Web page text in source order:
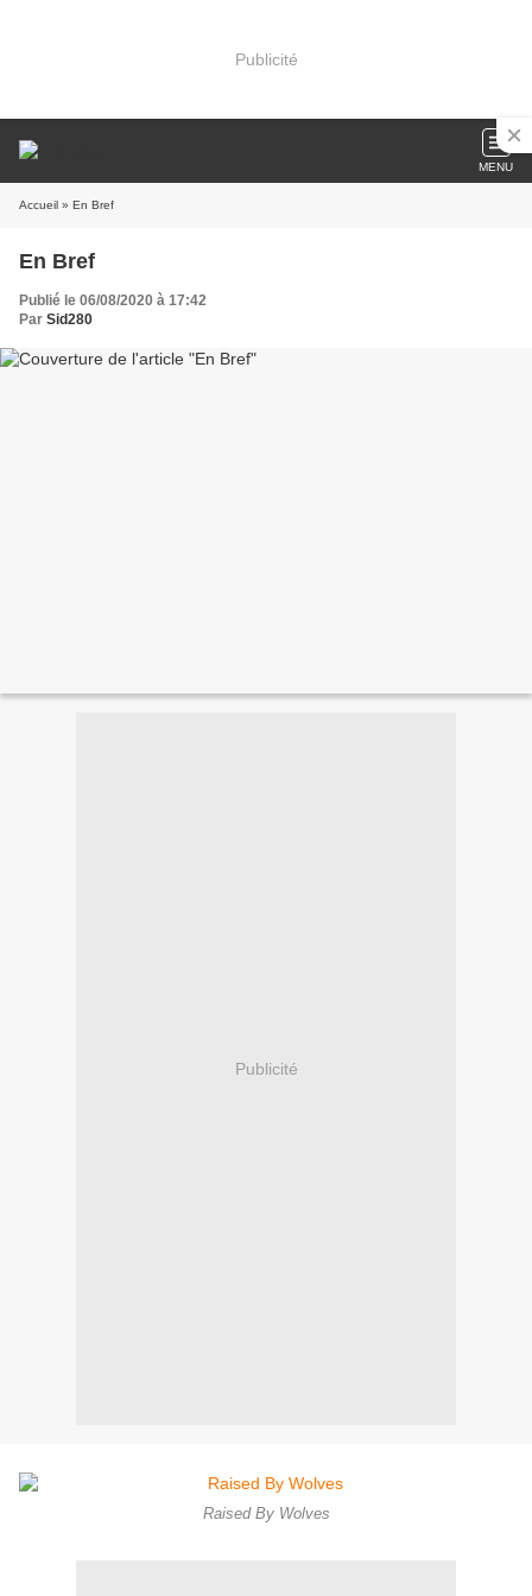
Publicité
MENU
Accueil » En Bref
En Bref
Publié le 06/08/2020 à 17:42
Par Sid280
Publicité
Raised By Wolves